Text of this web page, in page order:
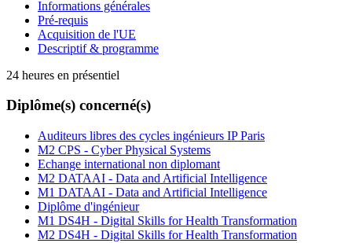
Informations générales
Pré-requis
Acquisition de l'UE
Descriptif & programme
24 heures en présentiel
Diplôme(s) concerné(s)
Auditeurs libres des cycles ingénieurs IP Paris
M2 CPS - Cyber Physical Systems
Echange international non diplomant
M2 DATAAI - Data and Artificial Intelligence
M1 DATAAI - Data and Artificial Intelligence
Diplôme d'ingénieur
M1 DS4H - Digital Skills for Health Transformation
M2 DS4H - Digital Skills for Health Transformation